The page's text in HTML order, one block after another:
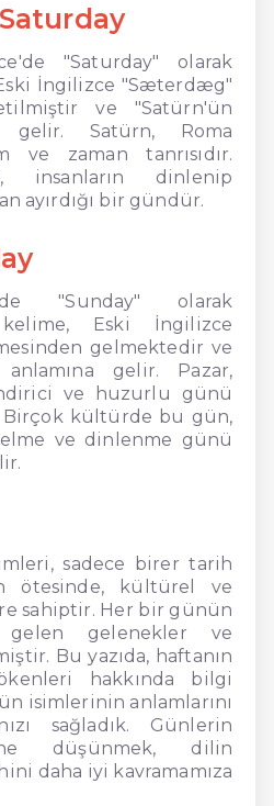
"Saturday" olarak
İngilizce "Sæterdæg"
ve "Satürn'ün
gelir. Satürn, Roma
ve zaman tanrısıdır.
insanların dinlenip
ayırdığı bir gündür.
"Sunday" olarak
kelime, Eski İngilizce
gelmektedir ve
gelir. Pazar,
ve huzurlu günü
Birçok kültürde bu gün,
ve dinlenme günü
sadece birer tarih
ötesinde, kültürel ve
sahiptir. Her bir günün
gelen gelenekler ve
Bu yazıda, haftanın
hakkında bilgi
isimlerinin anlamlarını
sağladık. Günlerin
düşünmek, dilin
daha iyi kavramamıza